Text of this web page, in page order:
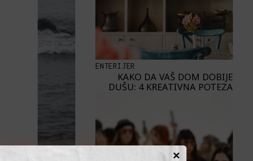
ENTERIJER
KAKO DA VAŠ DOM DOBIJE
DUŠU: 4 KREATIVNA POTEZA